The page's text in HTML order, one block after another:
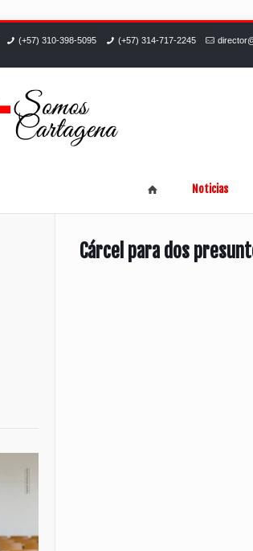
(+57) 310-398-5095 (+57) 314-717-2245
Noticias
Cárcel para dos